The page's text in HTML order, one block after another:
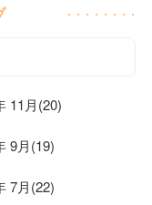
11月(20)
9月(19)
7月(22)